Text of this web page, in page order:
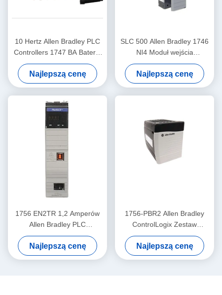
10 Hertz Allen Bradley PLC
Controllers 1747 BA Bateria
SLC 500 Bateria litowa
Najlepszą cenę
SLC 500 Allen Bradley 1746
NI4 Moduł wejścia
analogowego o wysokiej
rozdzielczości
Najlepszą cenę
1756 EN2TR 1,2 Amperów
Allen Bradley PLC
Controllers Moduł łączności
Ethernet
Najlepszą cenę
1756-PBR2 Allen Bradley
ControlLogix Zestaw
zasilania 32VDC
Najlepszą cenę